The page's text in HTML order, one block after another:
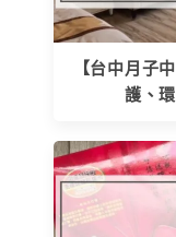
【台中月子
護、